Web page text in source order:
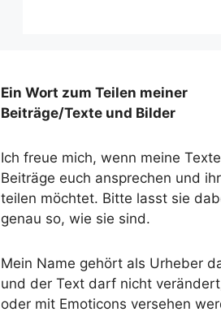
Ein Wort zum Teilen meiner
Beiträge/Texte und Bilder
Ich freue mich, wenn meine
Beiträge euch ansprechen und
teilen möchtet. Bitte lasst sie
genau so, wie sie sind.
Mein Name gehört als Urheber
und der Text darf nicht
oder mit Emoticons versehen